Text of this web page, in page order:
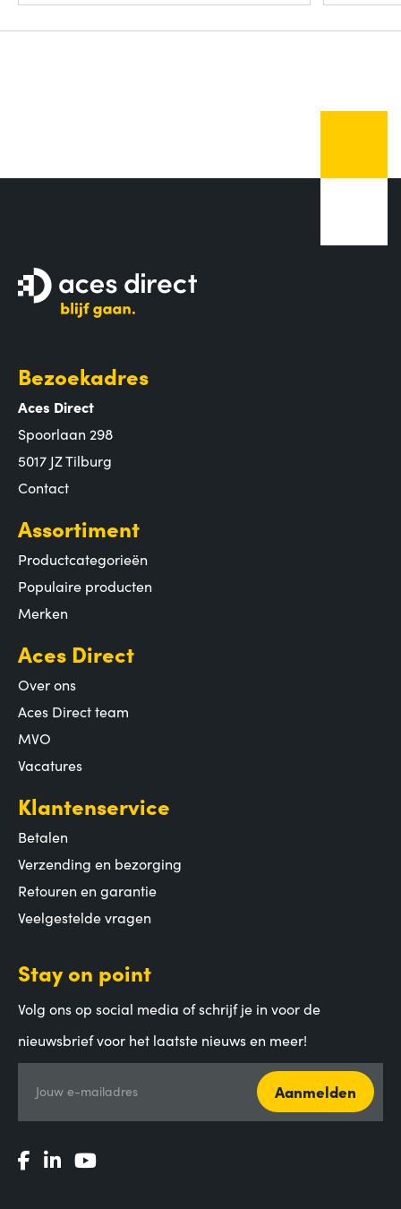
Bezoekadres
Aces Direct
Spoorlaan 298
5017 JZ Tilburg
Contact
Assortiment
Productcategorieën
Populaire producten
Merken
Aces Direct
Over ons
Aces Direct team
MVO
Vacatures
Klantenservice
Betalen
Verzending en bezorging
Retouren en garantie
Veelgestelde vragen
Stay on point
Volg ons op social media of schrijf je in voor de
nieuwsbrief voor het laatste nieuws en meer!
Jouw e-mailadres Aanmelden